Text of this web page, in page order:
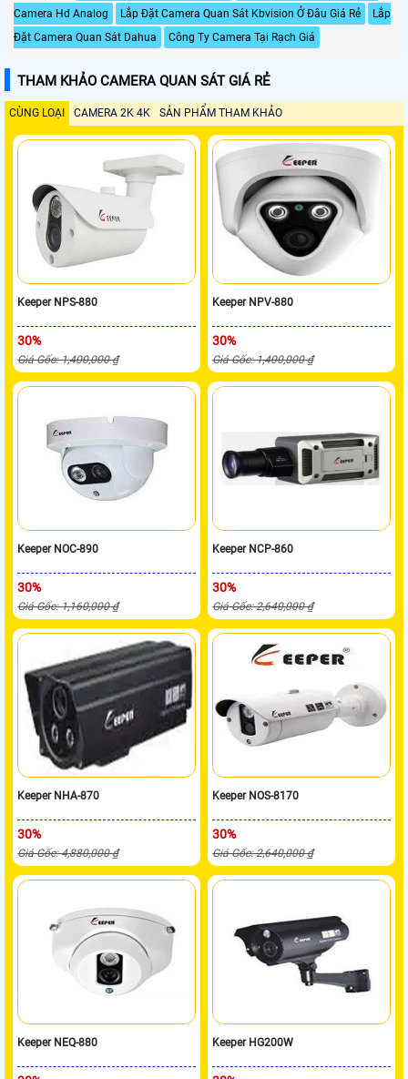
Camera Hd Analog
Lắp Đặt Camera Quan Sát Kbvision Ở Đâu Giá Rẻ
Lắp
Đặt Camera Quan Sát Dahua
Công Ty Camera Tại Rạch Giá
THAM KHẢO CAMERA QUAN SÁT GIÁ RẺ
CÙNG LOẠI CAMERA 2K 4K SẢN PHẨM THAM KHẢO
Keeper NPS-880
30%
Giá Gốc: 1,400,000 ₫
Keeper NPV-880
30%
Giá Gốc: 1,400,000 ₫
Keeper NOC-890
30%
Giá Gốc: 1,160,000 ₫
Keeper NCP-860
30%
Giá Gốc: 2,640,000 ₫
Keeper NHA-870
30%
Giá Gốc: 4,880,000 ₫
Keeper NOS-8170
30%
Giá Gốc: 2,640,000 ₫
Keeper NEQ-880 Keeper HG200W